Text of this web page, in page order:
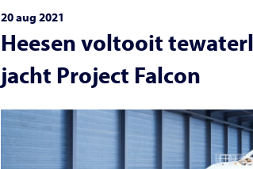
20 aug 2021
Heesen voltooit
jacht Project Falcon